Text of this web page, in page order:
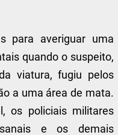
para averiguar uma
quando o suspeito,
viatura, fugiu pelos
a uma área de mata.
os policiais militares
e os demais